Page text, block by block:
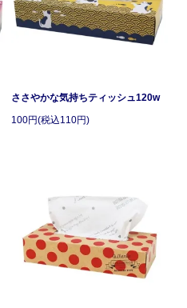
ささやかな気持ちティッシュ120w
100円(税込110円)